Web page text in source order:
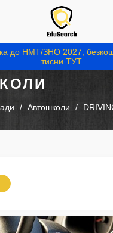
до НМТ/ЗНО 2027,
тисни ТУТ
Автошколи